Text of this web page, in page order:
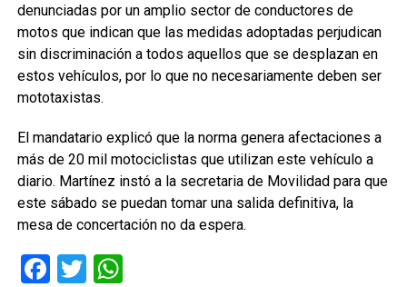
denunciadas por un amplio sector de conductores de
motos que indican que las medidas adoptadas perjudican
sin discriminación a todos aquellos que se desplazan en
estos vehículos, por lo que no necesariamente deben ser
mototaxistas.
El mandatario explicó que la norma genera afectaciones a
más de 20 mil motociclistas que utilizan este vehículo a
diario. Martínez instó a la secretaria de Movilidad para que
este sábado se puedan tomar una salida definitiva, la
mesa de concertación no da espera.
Facebook
TwitterWhatsApp